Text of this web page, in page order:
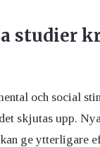
studier
och social
skjutas upp.
ge ytterligare